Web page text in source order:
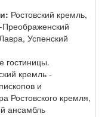
Ростовский кремль,
Успенский
гостиницы.
кремль -
и
Ростовского кремля,
ансамбль